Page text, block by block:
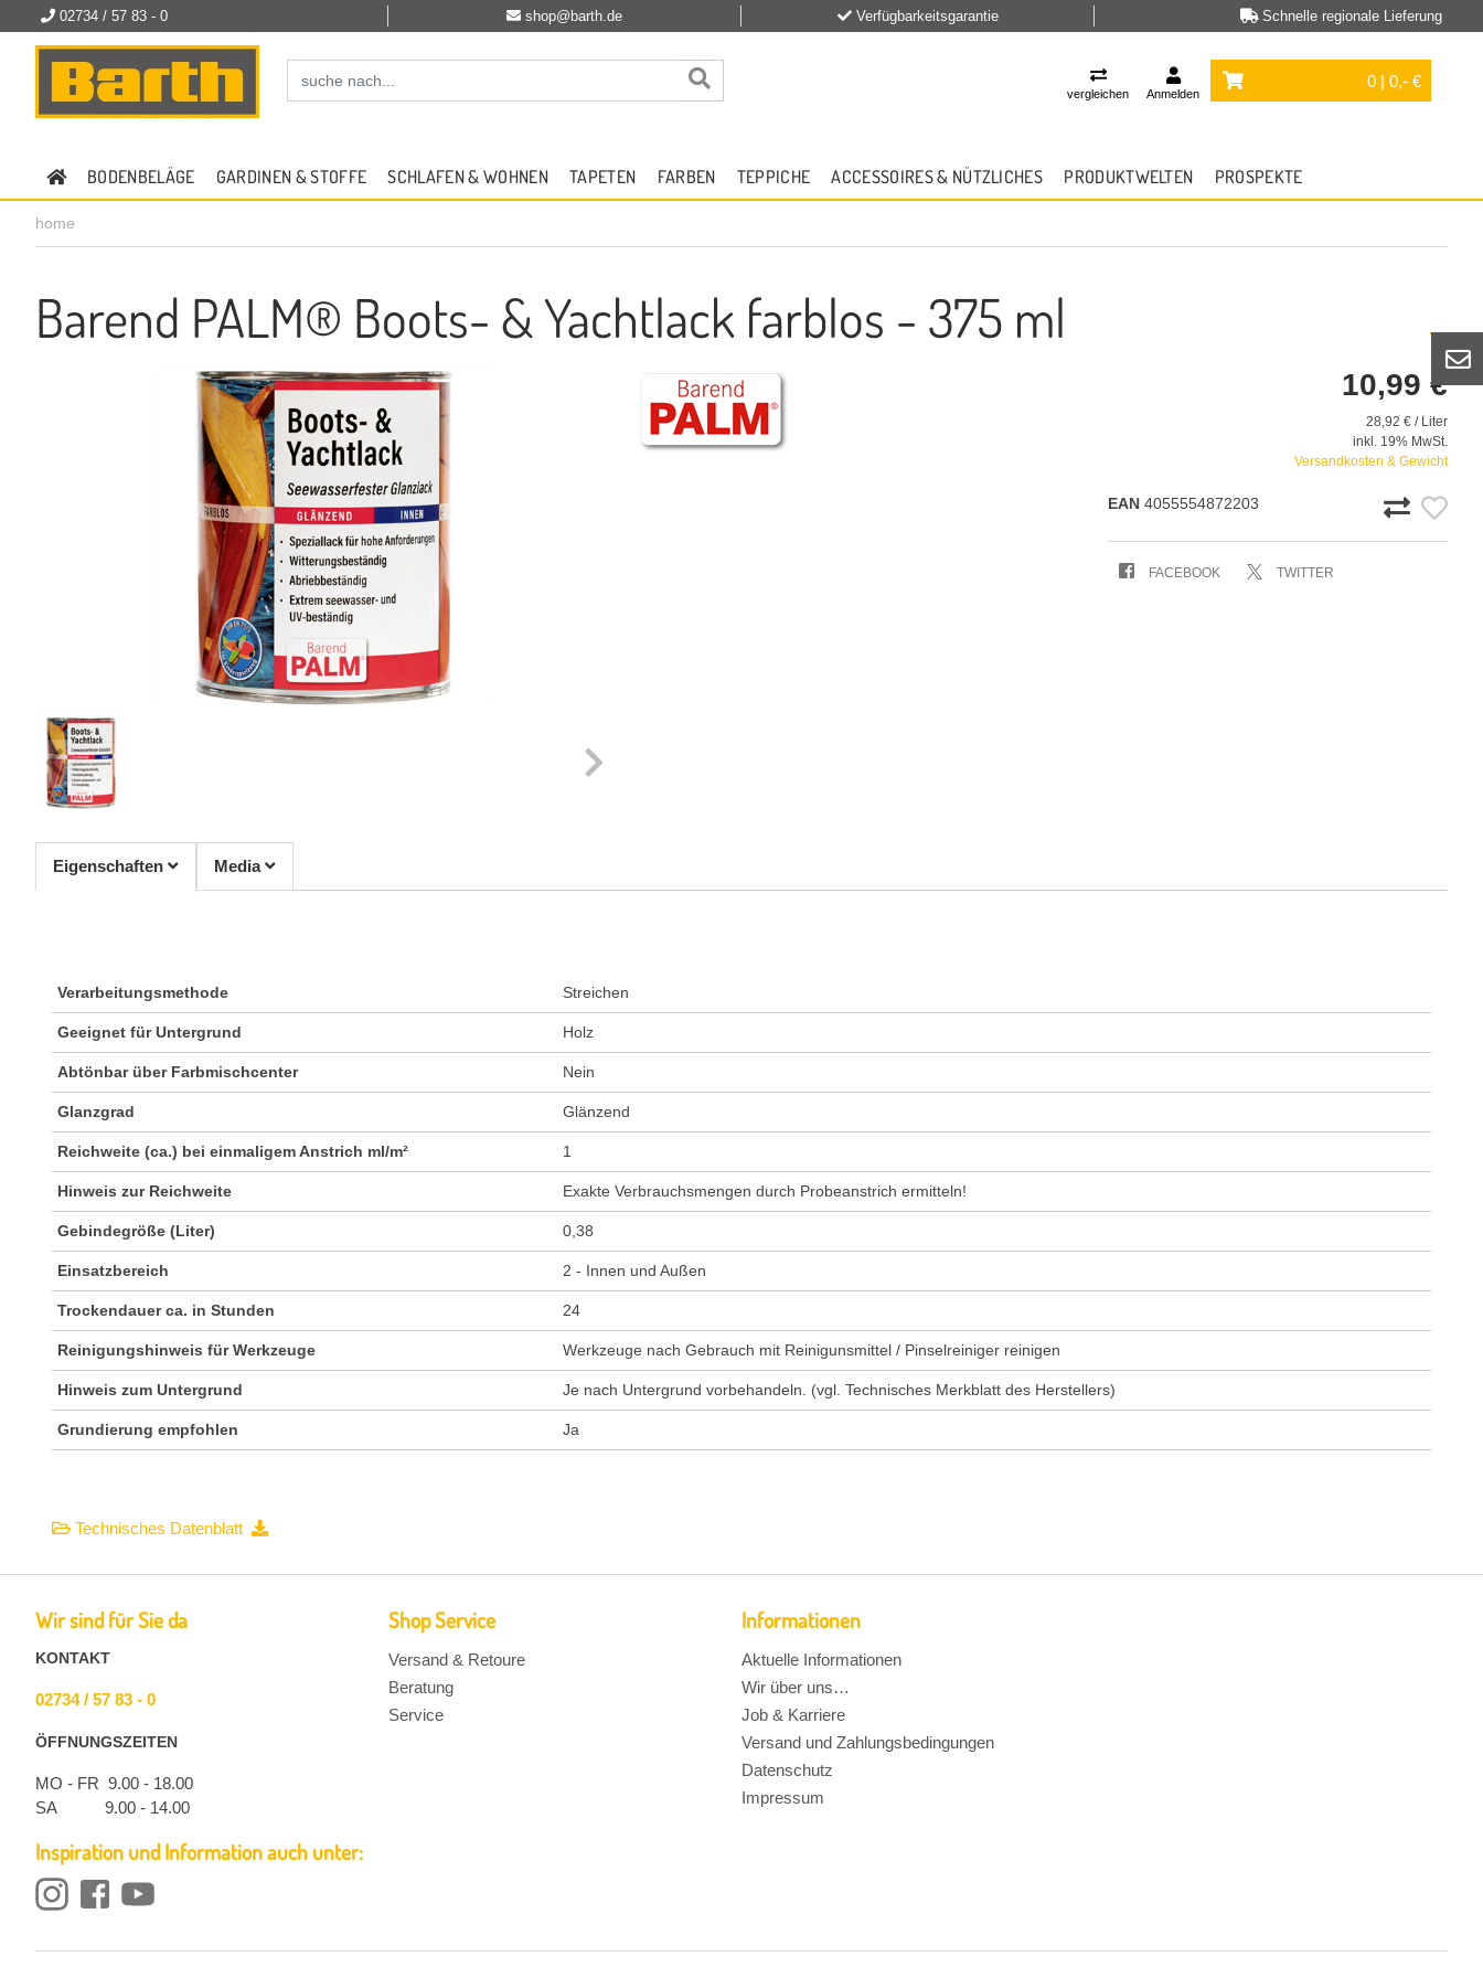
02734 / 57 83 - 0 shop@barth.de Verfügbarkeitsgarantie Schnelle regionale Lieferung
vergleichen Anmelden
0 | 0,- €
BODENBELÄGE GARDINEN & STOFFE SCHLAFEN & WOHNEN TAPETEN FARBEN TEPPICHE ACCESSOIRES & NÜTZLICHES PRODUKTWELTEN PROSPEKTE
home
Barend PALM® Boots- & Yachtlack farblos - 375 ml
10,99 €
28,92 € / Liter
inkl. 19% MwSt.
Versandkosten & Gewicht
EAN 4055554872203
FACEBOOK TWITTER
Eigenschaften Media
Verarbeitungsmethode Streichen
Geeignet für Untergrund Holz
Abtönbar über Farbmischcenter Nein
Glanzgrad Glänzend
Reichweite (ca.) bei einmaligem Anstrich ml/m² 1
Hinweis zur Reichweite Exakte Verbrauchsmengen durch Probeanstrich ermitteln!
Gebindegröße (Liter) 0,38
Einsatzbereich 2 - Innen und Außen
Trockendauer ca. in Stunden 24
Reinigungshinweis für Werkzeuge Werkzeuge nach Gebrauch mit Reinigunsmittel / Pinselreiniger reinigen
Hinweis zum Untergrund Je nach Untergrund vorbehandeln. (vgl. Technisches Merkblatt des Herstellers)
Grundierung empfohlen Ja
Technisches Datenblatt
Wir sind für Sie da
KONTAKT
02734 / 57 83 - 0
ÖFFNUNGSZEITEN
MO - FR 9.00 - 18.00
SA 9.00 - 14.00
Inspiration und Information auch unter:
Shop Service
Versand & Retoure
Beratung
Service
Informationen
Aktuelle Informationen
Wir über uns…
Job & Karriere
Versand und Zahlungsbedingungen
Datenschutz
Impressum